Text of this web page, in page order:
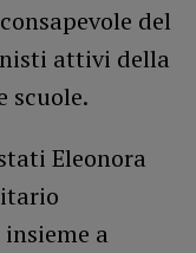
del
attivi della
scuole.
Eleonora
a